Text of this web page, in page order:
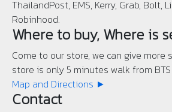
ThailandPost, EMS, Kerry, Grab, Bolt,
Robinhood.
Where to buy, Where is
Come to our store, we can give more
store is only 5 minutes walk from
Map and Directions ►
Contact